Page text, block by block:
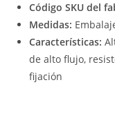
Código SKU del
Medidas:
Características:
de alto flujo,
fijación